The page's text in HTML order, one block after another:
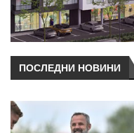
ПОСЛЕДНИ НОВИНИ